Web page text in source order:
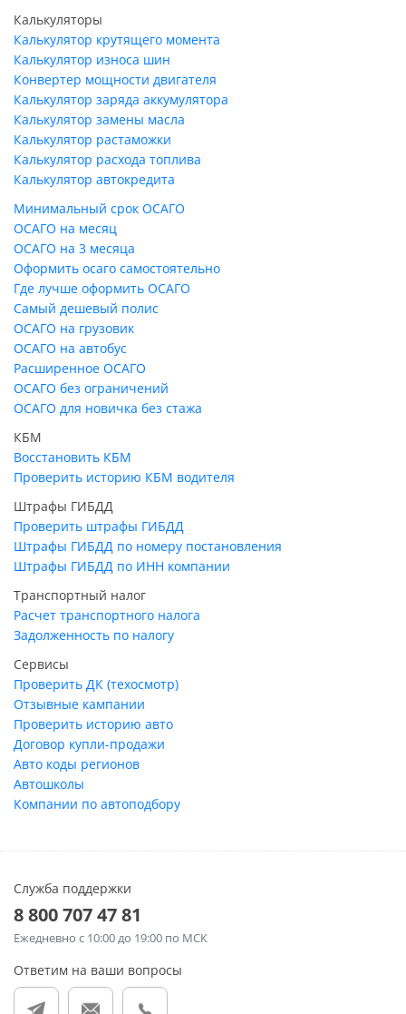
Калькуляторы
Калькулятор крутящего момента
Калькулятор износа шин
Конвертер мощности двигателя
Калькулятор заряда аккумулятора
Калькулятор замены масла
Калькулятор растаможки
Калькулятор расхода топлива
Калькулятор автокредита
Минимальный срок ОСАГО
ОСАГО на месяц
ОСАГО на 3 месяца
Оформить осаго самостоятельно
Где лучше оформить ОСАГО
Самый дешевый полис
ОСАГО на грузовик
ОСАГО на автобус
Расширенное ОСАГО
ОСАГО без ограничений
ОСАГО для новичка без стажа
КБМ
Восстановить КБМ
Проверить историю КБМ водителя
Штрафы ГИБДД
Проверить штрафы ГИБДД
Штрафы ГИБДД по номеру постановления
Штрафы ГИБДД по ИНН компании
Транспортный налог
Расчет транспортного налога
Задолженность по налогу
Сервисы
Проверить ДК (техосмотр)
Отзывные кампании
Проверить историю авто
Договор купли-продажи
Авто коды регионов
Автошколы
Компании по автоподбору
Служба поддержки
8 800 707 47 81
Ежедневно с 10:00 до 19:00 по МСК
Ответим на ваши вопросы